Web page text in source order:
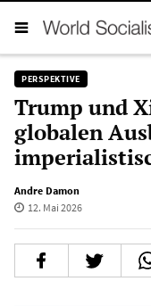
PERSPEKTIVE
Trump und
globalen
Andre Damon
12. Mai 2026